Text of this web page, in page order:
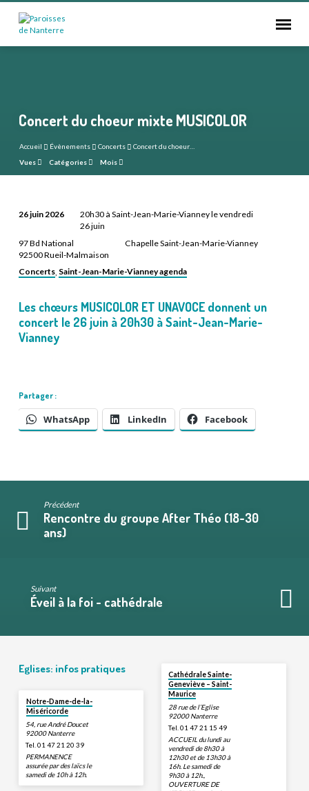
Concert du choeur mixte MUSICOLOR
Accueil Évènements Concerts
Concert du choeur…
Vues
Catégories Mois
du
choeur
mixte
26 juin 2026
20h30 à Saint-Jean-Marie-Vianney le vendredi
26 juin
97 Bd National
92500 Rueil-Malmaison
Chapelle Saint-Jean-Marie-Vianney
Concerts, Saint-Jean-Marie-Vianney agenda
Les chœurs MUSICOLOR ET UNAVOCE donnent un
concert le 26 juin à 20h30 à Saint-Jean-Marie-
Vianney
Partager :
WhatsApp LinkedIn Facebook
Précédent
Rencontre du groupe After Théo (18-30
ans)
Suivant
Éveil à la foi - cathédrale
Eglises: infos pratiques
Notre-Dame-de-la-
Miséricorde
54, rue André Doucet
92000 Nanterre
Tel. 01 47 21 20 39
PERMANENCE
assurée par des laïcs le
samedi de 10h à 12h.
Cathédrale Sainte-
Geneviève – Saint-
Maurice
28 rue de l’Eglise
92000 Nanterre
Tel. 01 47 21 15 49
ACCUEIL du lundi au
vendredi de 8h30 à
12h30 et de 13h30 à
16h. Le samedi de
9h30 à 12h.,
OUVERTURE DE